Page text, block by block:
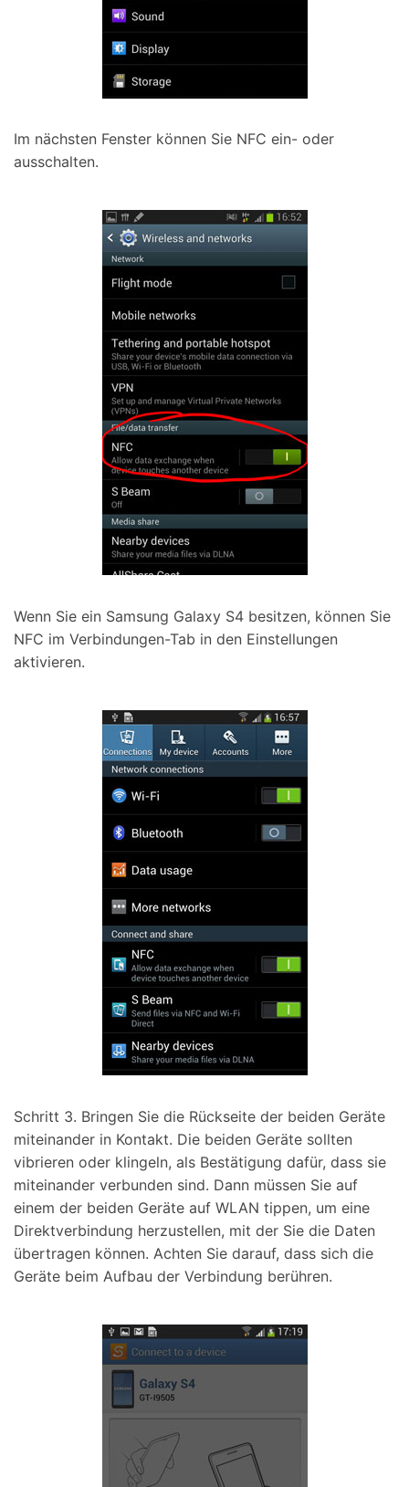
Im nächsten Fenster können Sie NFC ein- oder
ausschalten.
Wenn Sie ein Samsung Galaxy S4 besitzen, können Sie
NFC im Verbindungen-Tab in den Einstellungen
aktivieren.
Schritt 3. Bringen Sie die Rückseite der beiden Geräte
miteinander in Kontakt. Die beiden Geräte sollten
vibrieren oder klingeln, als Bestätigung dafür, dass sie
miteinander verbunden sind. Dann müssen Sie auf
einem der beiden Geräte auf WLAN tippen, um eine
Direktverbindung herzustellen, mit der Sie die Daten
übertragen können. Achten Sie darauf, dass sich die
Geräte beim Aufbau der Verbindung berühren.